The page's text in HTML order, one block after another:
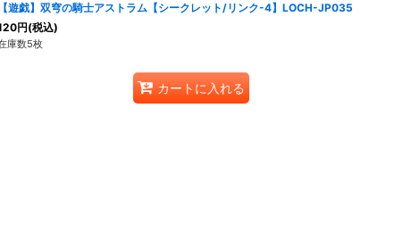
【遊戯】双穹の騎士アストラム【シークレット/リンク-4】LOCH-JP035
円(税込)
庫数5枚
カートに入れる